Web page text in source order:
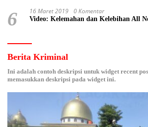
6 16 Maret 2019 0 Komentar
Video: Kelemahan dan Kelebihan All
Berita Kriminal
Ini adalah contoh deskripsi untuk widget recent
memasukkan deskripsi pada widget ini.